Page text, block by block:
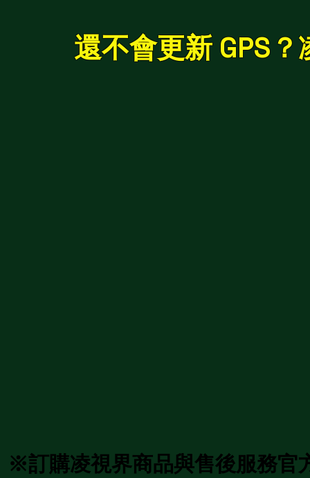
還不會更新 GPS
※訂購凌視界商品與售後服務官